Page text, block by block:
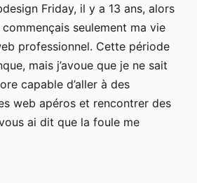
Friday, il y a 13 ans, alors
seulement ma vie
professionnel. Cette période
mais j’avoue que je ne sait
capable d’aller à des
web apéros et rencontrer des
ai dit que la foule me